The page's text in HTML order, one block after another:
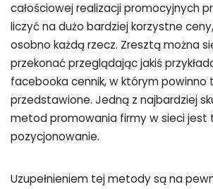
całościowej realizacji promocyjnych
liczyć na dużo bardziej korzystne
osobno każdą rzecz. Zresztą można
przekonać przeglądając jakiś
facebooka cennik, w którym powinno
przedstawione. Jedną z najbardziej
metod promowania firmy w sieci jest
pozycjonowanie.
Uzupełnieniem tej metody są na